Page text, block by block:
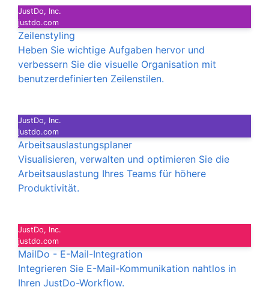
JustDo, Inc.
justdo.com
Zeilenstyling
Heben Sie wichtige Aufgaben hervor und
verbessern Sie die visuelle Organisation mit
benutzerdefinierten Zeilenstilen.
JustDo, Inc.
justdo.com
Arbeitsauslastungsplaner
Visualisieren, verwalten und optimieren Sie die
Arbeitsauslastung Ihres Teams für höhere
Produktivität.
JustDo, Inc.
justdo.com
MailDo - E-Mail-Integration
Integrieren Sie E-Mail-Kommunikation nahtlos in
Ihren JustDo-Workflow.